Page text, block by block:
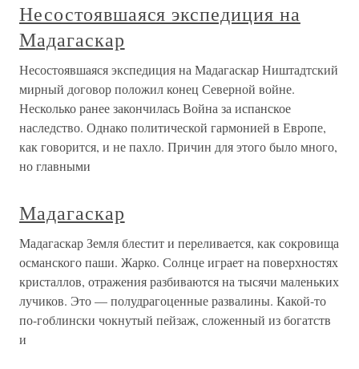
Несостоявшаяся экспедиция на
Мадагаскар
Несостоявшаяся экспедиция на Мадагаскар Ништадтский
мирный договор положил конец Северной войне.
Несколько ранее закончилась Война за испанское
наследство. Однако политической гармонией в Европе,
как говорится, и не пахло. Причин для этого было много,
но главными
Мадагаскар
Мадагаскар Земля блестит и переливается, как сокровища
османского паши. Жарко. Солнце играет на поверхностях
кристаллов, отражения разбиваются на тысячи маленьких
лучиков. Это — полудрагоценные развалины. Какой-то
по-гоблински чокнутый пейзаж, сложенный из богатств
и